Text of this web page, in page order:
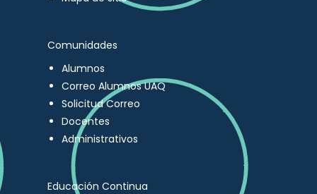
Comunidades
Alumnos
Correo Alumnos UAQ
Solicitud Correo
Docentes
Administrativos
Educación Continua